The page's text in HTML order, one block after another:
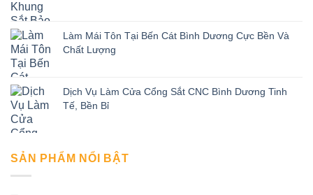
Làm Mái Tôn Tại Bến Cát Bình Dương Cực Bền Và
Chất Lượng
Dịch Vụ Làm Cửa Cổng Sắt CNC Bình Dương Tinh
Tế, Bền Bỉ
SẢN PHẨM NỔI BẬT